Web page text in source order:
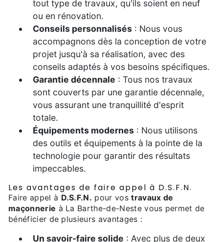
tout type de travaux, qu'ils soient en neuf
ou en rénovation.
Conseils personnalisés : Nous vous
accompagnons dès la conception de votre
projet jusqu'à sa réalisation, avec des
conseils adaptés à vos besoins spécifiques.
Garantie décennale : Tous nos travaux
sont couverts par une garantie décennale,
vous assurant une tranquillité d'esprit
totale.
Équipements modernes : Nous utilisons
des outils et équipements à la pointe de la
technologie pour garantir des résultats
impeccables.
Les avantages de faire appel à D.S.F.N.
Faire appel à D.S.F.N. pour vostravaux de
maçonnerie à La Barthe-de-Neste vous permet de
bénéficier de plusieurs avantages :
Un savoir-faire solide : Avec plus de deux